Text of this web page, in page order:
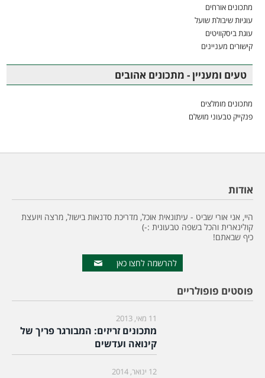
מתכונים אורחים
עוגיות שיבולת שועל
עוגת ביסקוויטים
קישורים מעניינים
טעים ומעניין - מתכונים אהובים
מתכונים מומלצים
פנקייק טבעוני מושלם
אודות
היי, אני אורי שביט - עיתונאית אוכל, מדריכת סדנאות בישול, מרצה ויועצת
קולינארית והכל בשפה טבעונית :-)
כיף שבאתם!
להרשמה לחצו כאן
פוסטים פופולריים
11 מאי, 2013
מתכונים זריזים: המבורגר פריך של
קינואה ועדשים
12 ינואר, 2014